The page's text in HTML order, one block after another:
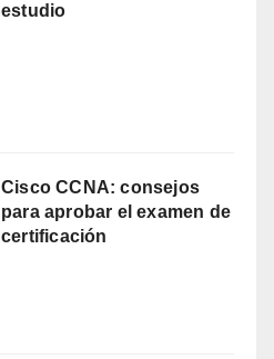
estudio
Cisco CCNA: consejos
para aprobar el examen de
certificación